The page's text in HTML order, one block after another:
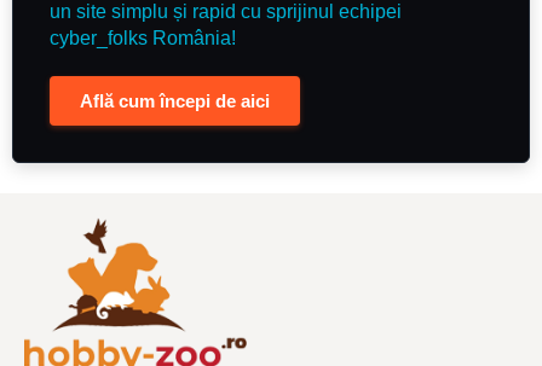
un site simplu și rapid cu sprijinul echipei
cyber_folks România!
Află cum începi de aici